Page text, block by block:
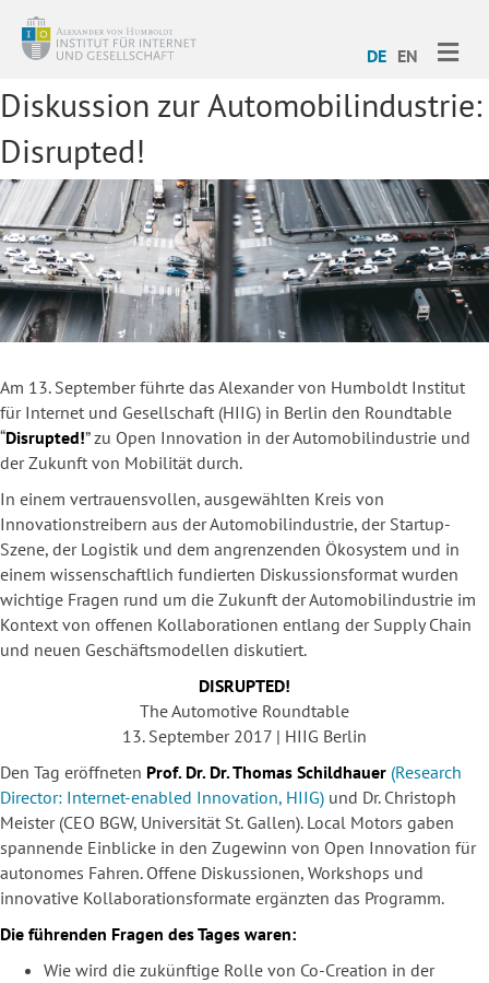
DE EN
Diskussion zur Automobilindustrie:
Disrupted!
Am 13. September führte das Alexander von Humboldt Institut
für Internet und Gesellschaft (HIIG) in Berlin den Roundtable
“Disrupted!” zu Open Innovation in der Automobilindustrie und
der Zukunft von Mobilität durch.
In einem vertrauensvollen, ausgewählten Kreis von
Innovationstreibern aus der Automobilindustrie, der Startup-
Szene, der Logistik und dem angrenzenden Ökosystem und in
einem wissenschaftlich fundierten Diskussionsformat wurden
wichtige Fragen rund um die Zukunft der Automobilindustrie im
Kontext von offenen Kollaborationen entlang der Supply Chain
und neuen Geschäftsmodellen diskutiert.
DISRUPTED!
The Automotive Roundtable
13. September 2017 | HIIG Berlin
Den Tag eröffneten Prof. Dr. Dr. Thomas Schildhauer (Research
Director: Internet-enabled Innovation, HIIG) und Dr. Christoph
Meister (CEO BGW, Universität St. Gallen). Local Motors gaben
spannende Einblicke in den Zugewinn von Open Innovation für
autonomes Fahren. Offene Diskussionen, Workshops und
innovative Kollaborationsformate ergänzten das Programm.
Die führenden Fragen des Tages waren:
Wie wird die zukünftige Rolle von Co-Creation in der